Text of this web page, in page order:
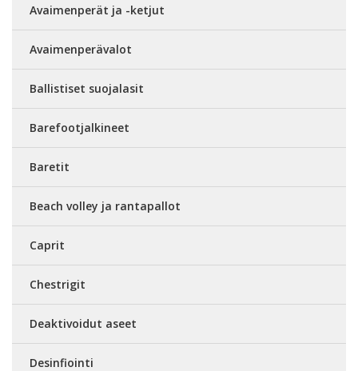
Avaimenperät ja -ketjut
Avaimenperävalot
Ballistiset suojalasit
Barefootjalkineet
Baretit
Beach volley ja rantapallot
Caprit
Chestrigit
Deaktivoidut aseet
Desinfiointi